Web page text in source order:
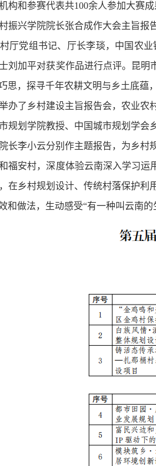
构和参赛代表共100余人参加大赛
振兴学院院长张合成作大会主旨
厅党组书记、厅长李琰，中国农
刘加平对获奖作品进行点评。昆明
思，探寻千年农耕文明与乡土底蕴
办了乡村建设主旨报告会，农业农
规划学院教授、中国城市规划学
长李小云分别作主题报告，为乡
福安村，深度体验云南深入学习运
在乡村规划设计、传统村落保护
和做法，生动感受“有一种叫云南